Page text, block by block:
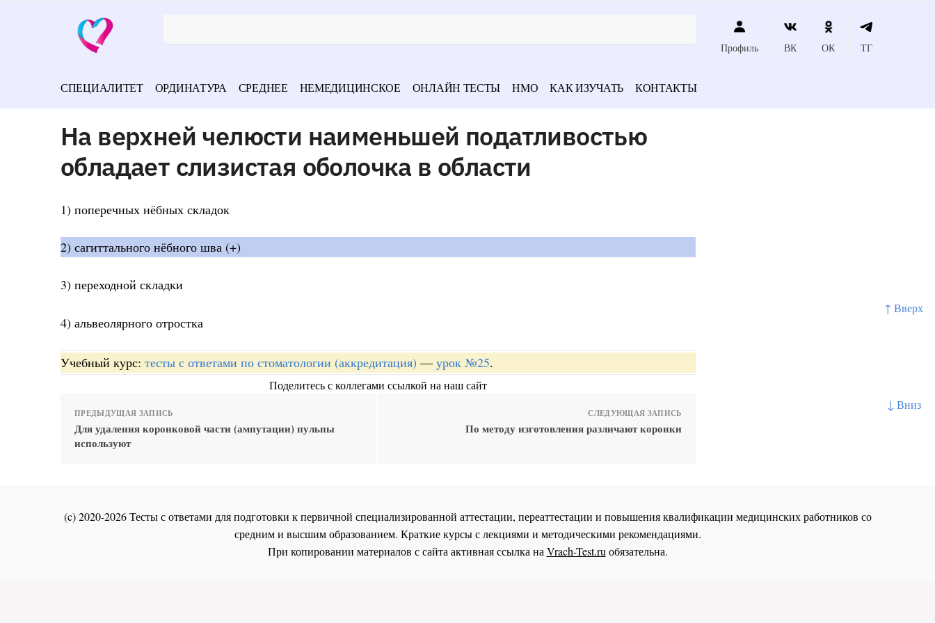
↑ Вверх
↓ Вниз
Профиль ВК ОК ТГ
СПЕЦИАЛИТЕТ ОРДИНАТУРА СРЕДНЕЕ НЕМЕДИЦИНСКОЕ ОНЛАЙН ТЕСТЫ НМО КАК ИЗУЧАТЬ КОНТАКТЫ
На верхней челюсти наименьшей податливостью
обладает слизистая оболочка в области
1) поперечных нёбных складок
2) сагиттального нёбного шва (+)
3) переходной складки
4) альвеолярного отростка
Учебный курс: тесты с ответами по стоматологии (аккредитация) — урок №25.
Поделитесь с коллегами ссылкой на наш сайт
ПРЕДЫДУЩАЯ ЗАПИСЬ
Для удаления коронковой части (ампутации) пульпы
используют
СЛЕДУЮЩАЯ ЗАПИСЬ
По методу изготовления различают коронки
(c) 2020-2026 Тесты с ответами для подготовки к первичной специализированной аттестации, переаттестации и повышения квалификации медицинских работников со
средним и высшим образованием. Краткие курсы с лекциями и методическими рекомендациями.
При копировании материалов с сайта активная ссылка наVrach-Test.ruобязательна.